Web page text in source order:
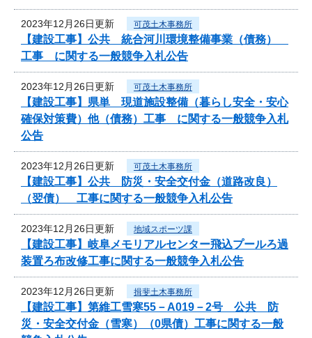
2023年12月26日更新 可茂土木事務所
【建設工事】公共 統合河川環境整備事業（債務）
工事 に関する一般競争入札公告
2023年12月26日更新 可茂土木事務所
【建設工事】県単 現道施設整備（暮らし安全・安心
確保対策費）他（債務）工事 に関する一般競争入札
公告
2023年12月26日更新 可茂土木事務所
【建設工事】公共 防災・安全交付金（道路改良）
（翌債） 工事に関する一般競争入札公告
2023年12月26日更新 地域スポーツ課
【建設工事】岐阜メモリアルセンター飛込プールろ過
装置ろ布改修工事に関する一般競争入札公告
2023年12月26日更新 揖斐土木事務所
【建設工事】第維工雪寒55－A019－2号 公共 防
災・安全交付金（雪寒）（0県債）工事に関する一般